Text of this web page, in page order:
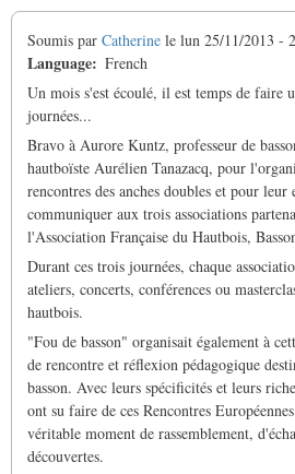
Soumis par Catherine le lun 25/11/2013 -
Language
French
Un mois s'est écoulé, il est temps de faire
journées...
Bravo à Aurore Kuntz, professeur de
hautboïste Aurélien Tanazacq, pour
rencontres des anches doubles et pour
communiquer aux trois associations
l'Association Française du Hautbois,
Durant ces trois journées, chaque
ateliers, concerts, conférences ou
hautbois.
"Fou de basson" organisait également à
de rencontre et réflexion pédagogique
basson. Avec leurs spécificités et leurs
ont su faire de ces Rencontres
véritable moment de rassemblement,
découvertes.